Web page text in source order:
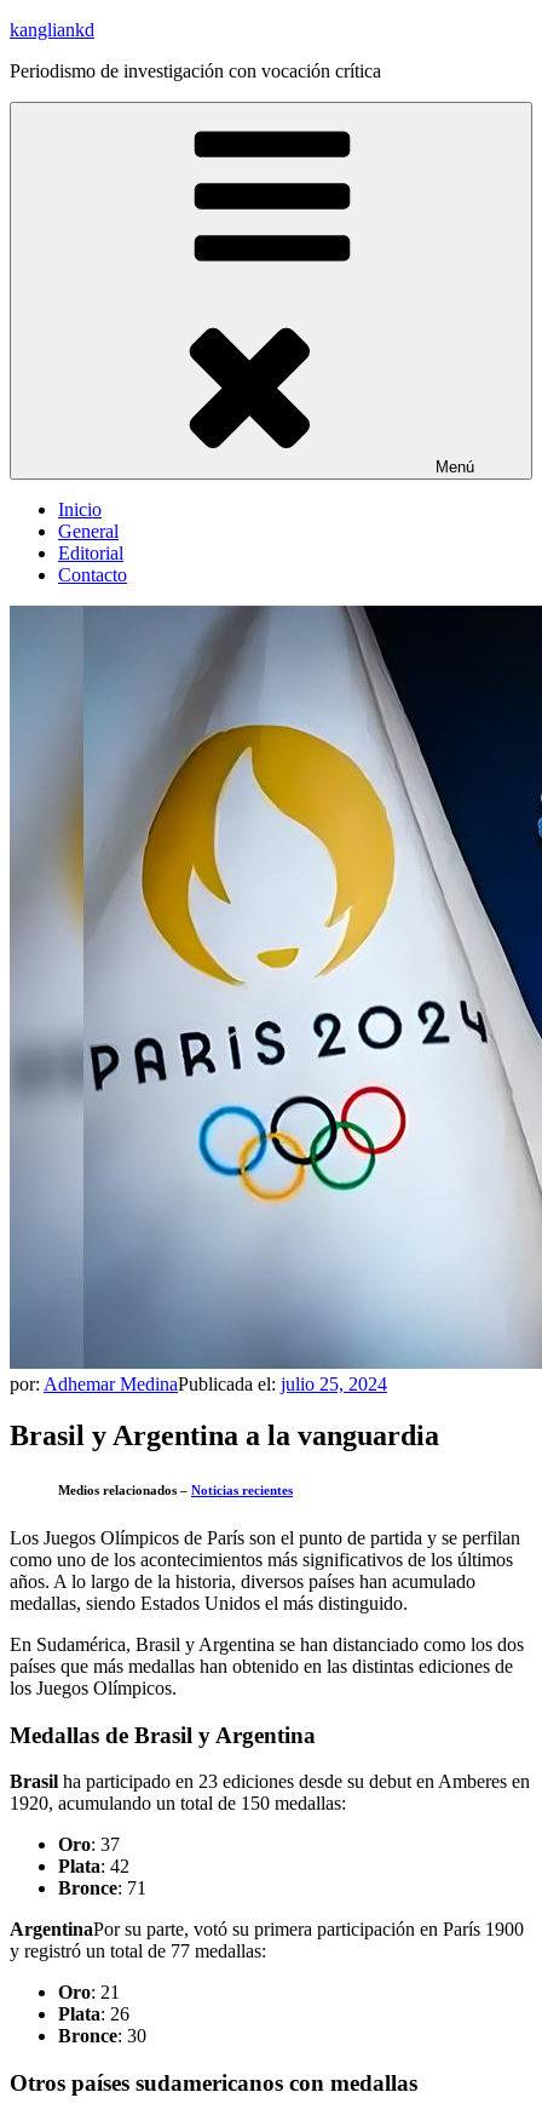
Saltar
contenido
kangliankd
Periodismo de investigación con vocación crítica
Menú
Inicio
General
Editorial
Contacto
por: Adhemar MedinaPublicada el: julio 25, 2024
Brasil y Argentina a la vanguardia
Medios relacionados – Noticias recientes
Los Juegos Olímpicos de París son el punto de partida y se perfilan
como uno de los acontecimientos más significativos de los últimos
años. A lo largo de la historia, diversos países han acumulado
medallas, siendo Estados Unidos el más distinguido.
En Sudamérica, Brasil y Argentina se han distanciado como los dos
países que más medallas han obtenido en las distintas ediciones de
los Juegos Olímpicos.
Medallas de Brasil y Argentina
Brasil ha participado en 23 ediciones desde su debut en Amberes en
1920, acumulando un total de 150 medallas:
Oro: 37
Plata: 42
Bronce: 71
ArgentinaPor su parte, votó su primera participación en París 1900
y registró un total de 77 medallas:
Oro: 21
Plata: 26
Bronce: 30
Otros países sudamericanos con medallas